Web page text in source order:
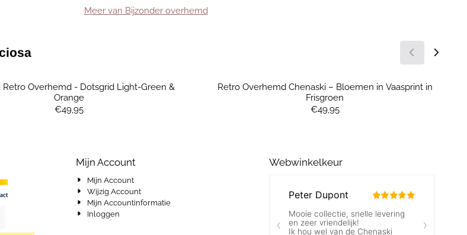
Meer van Bijzonder overhemd
Retro Overhemd - Dotsgrid Light-Green &
Orange
Prijs: 49,95
€49,95
Retro Overhemd Chenaski – Bloemen in Vaasprint in
Frisgroen
Prijs: 49,95
€49,95
Mijn Account
Mijn Account
Wijzig Account
Mijn Accountinformatie
Inloggen
Webwinkelkeur